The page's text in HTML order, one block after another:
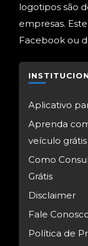
logotipos são
empresas.
Facebook ou
Aplicativo
Aprenda
veículo grátis
Como
Grátis
Disclaimer
Fale
Política de